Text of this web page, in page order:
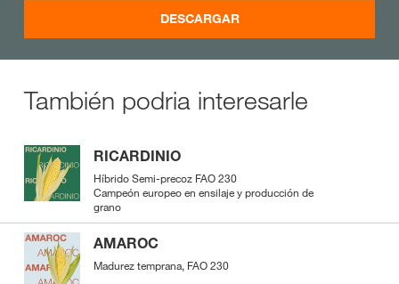
DESCARGAR
También podria interesarle
RICARDINIO
Híbrido Semi-precoz FAO 230
Campeón europeo en ensilaje y producción de
grano
AMAROC
Madurez temprana, FAO 230